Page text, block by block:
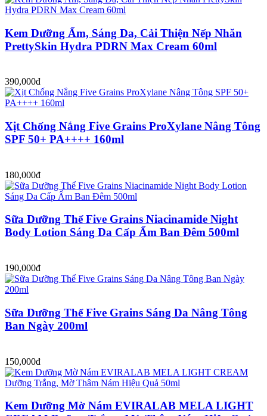
Kem Dưỡng Ẩm, Sáng Da, Cải Thiện Nếp Nhăn
PrettySkin Hydra PDRN Max Cream 60ml
390,000đ
Xịt Chống Nắng Five Grains ProXylane Nâng Tông
SPF 50+ PA++++ 160ml
180,000đ
Sữa Dưỡng Thể Five Grains Niacinamide Night
Body Lotion Sáng Da Cấp Ẩm Ban Đêm 500ml
190,000đ
Sữa Dưỡng Thể Five Grains Sáng Da Nâng Tông
Ban Ngày 200ml
150,000đ
Kem Dưỡng Mờ Nám EVIRALAB MELA LIGHT